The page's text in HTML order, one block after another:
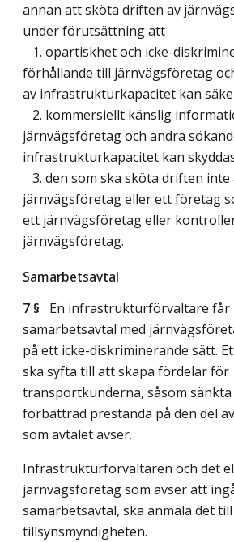
annan att sköta driften av
under förutsättning att
1. opartiskhet och icke-
förhållande till järnvägsföretag
av infrastrukturkapacitet kan
2. kommersiellt känslig
järnvägsföretag och andra
infrastrukturkapacitet kan
3. den som ska sköta driften
järnvägsföretag eller ett företag
ett järnvägsföretag eller
järnvägsföretag.
Samarbetsavtal
7 § En infrastrukturförvaltare får
samarbetsavtal med
på ett icke-diskriminerande sätt.
ska syfta till att skapa fördelar för
transportkunderna, såsom
förbättrad prestanda på den del
som avtalet avser.
Infrastrukturförvaltaren och det
järnvägsföretag som avser att
samarbetsavtal, ska anmäla det till
tillsynsmyndigheten.